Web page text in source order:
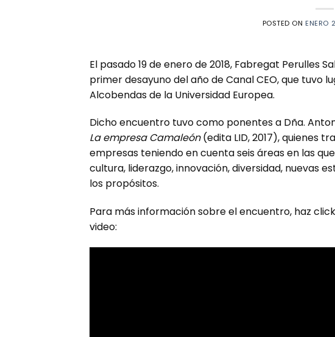
POSTED ON ENERO
El pasado 19 de enero de 2018, Fabregat Perulles
primer desayuno del año de Canal CEO, que tuvo
Alcobendas de la Universidad Europea.
Dicho encuentro tuvo como ponentes a Dña.
La empresa Camaleón(edita LID, 2017), quienes
empresas teniendo en cuenta seis áreas en las
cultura, liderazgo, innovación, diversidad, nuevas
los propósitos.
Para más información sobre el encuentro, haz
video: